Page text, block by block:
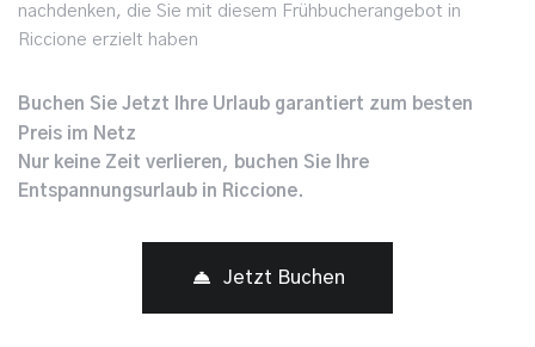
nachdenken, die Sie mit diesem Frühbucherangebot in
Riccione erzielt haben
Buchen Sie Jetzt Ihre Urlaub garantiert zum besten
Preis im Netz
Nur keine Zeit verlieren, buchen Sie Ihre
Entspannungsurlaub in Riccione.
Jetzt Buchen